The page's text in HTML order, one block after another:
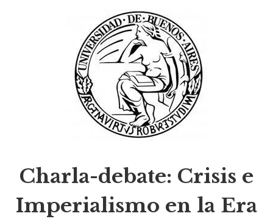
Charla-debate: Crisis e
Imperialismo en la Era